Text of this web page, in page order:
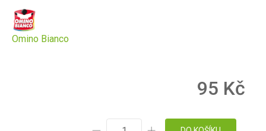
Omino Bianco
95 Kč